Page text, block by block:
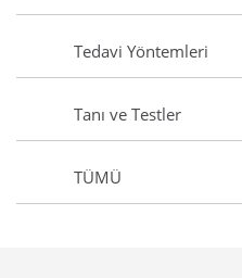
Tedavi Yöntemleri
Tanı ve Testler
TÜMÜ